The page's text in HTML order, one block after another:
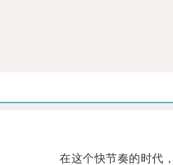
在这个快节奏的时代，